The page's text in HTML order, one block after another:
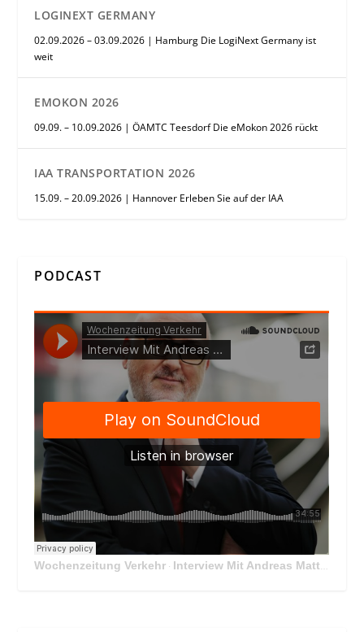
LOGINEXT GERMANY
02.09.2026 – 03.09.2026 | Hamburg Die LogiNext Germany ist
weit
EMOKON 2026
09.09. – 10.09.2026 | ÖAMTC Teesdorf Die eMokon 2026 rückt
IAA TRANSPORTATION 2026
15.09. – 20.09.2026 | Hannover Erleben Sie auf der IAA
PODCAST
Wochenzeitung Verkehr · Interview Mit Andreas Matthä, CEO der ÖBB Holding